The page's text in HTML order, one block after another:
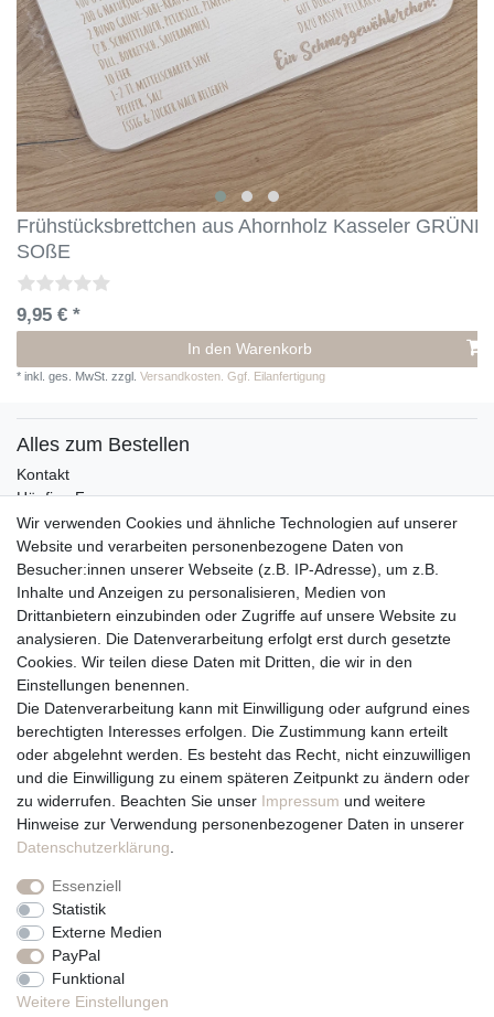
Frühstücksbrettchen aus Ahornholz Kasseler GRÜNE
SOßE
9,95 € *
In den Warenkorb
* inkl. ges. MwSt. zzgl. Versandkosten. Ggf. Eilanfertigung
Alles zum Bestellen
Kontakt
Häufige Fragen
Zahlungsmöglichkeiten
Versandbedingungen
Widerrufsrecht
Vertrag widerrufen
Über uns und unsere Kerzen
Team
Unternehmen / Philosophie
Kerzenpflege und Abbrennhinweise
Unsere Kerzenlieferanten
Du erreichst uns von
Montag bis Freitag 10 bis 17 Uhr
Telefonisch und per Whatsapp
erreichst Du uns unter:
+49 561 287 907 84
Rechtliches
Wir verwenden Cookies und ähnliche Technologien auf unserer
Website und verarbeiten personenbezogene Daten von
Besucher:innen unserer Webseite (z.B. IP-Adresse), um z.B.
Inhalte und Anzeigen zu personalisieren, Medien von
Drittanbietern einzubinden oder Zugriffe auf unsere Website zu
analysieren. Die Datenverarbeitung erfolgt erst durch gesetzte
Cookies. Wir teilen diese Daten mit Dritten, die wir in den
Einstellungen benennen.
Die Datenverarbeitung kann mit Einwilligung oder aufgrund eines
berechtigten Interesses erfolgen. Die Zustimmung kann erteilt
oder abgelehnt werden. Es besteht das Recht, nicht einzuwilligen
und die Einwilligung zu einem späteren Zeitpunkt zu ändern oder
zu widerrufen. Beachten Sie unser Impressum und weitere
Hinweise zur Verwendung personenbezogener Daten in unserer
Daten­schutz­erklärung
Essenziell
Statistik
Externe Medien
PayPal
Funktional
Weitere Einstellungen